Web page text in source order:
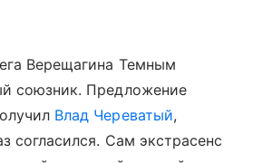
Верещагина Темным
союзник. Предложение
Влад Череватый,
согласился. Сам экстрасенс